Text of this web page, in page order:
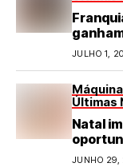
JULHO 1,
Últimas
Natal
do
JUNHO 29,